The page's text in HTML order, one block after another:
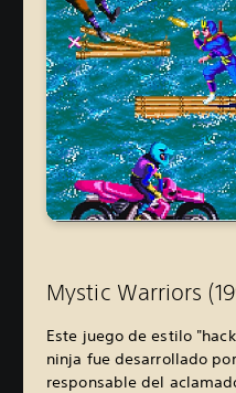
Mystic Warriors
Este juego de estilo
ninja fue desarrollado
responsable del